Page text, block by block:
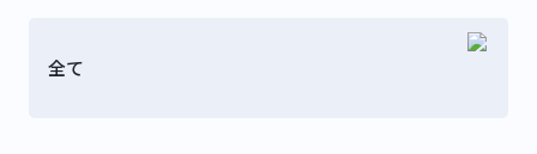
WORKS
全て